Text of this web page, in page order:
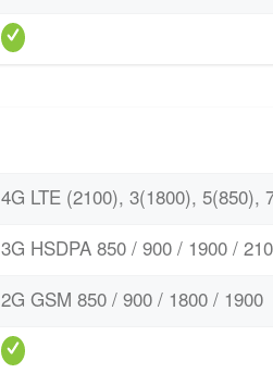
4G LTE (2100), 3(1800), 5(850),
3G HSDPA 850 / 900 / 1900 /
2G GSM 850 / 900 / 1800 / 1900